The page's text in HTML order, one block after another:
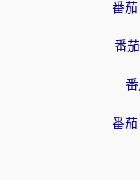
番茄
番
番茄